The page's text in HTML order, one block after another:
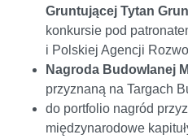
Gruntującej Tytan
konkursie pod
i Polskiej Agencji
Nagroda Budowlanej
przyznaną na Targach
do portfolio nagród
międzynarodowe